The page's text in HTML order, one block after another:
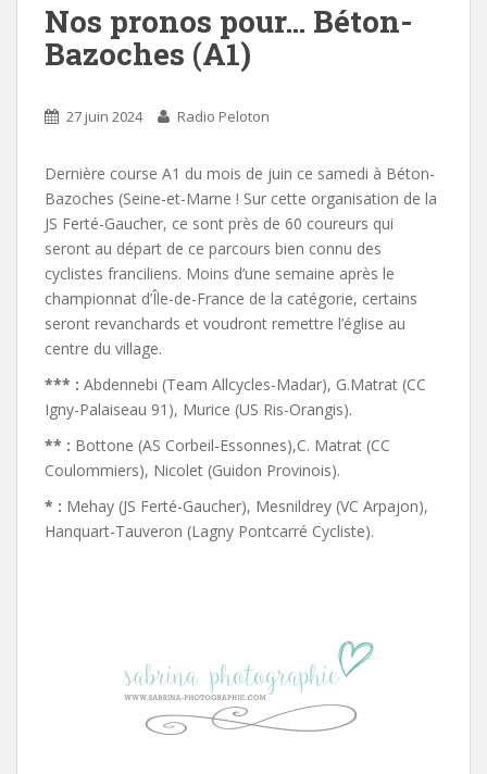
Nos pronos pour… Béton-
Bazoches (A1)
27 juin 2024 Radio Peloton
Dernière course A1 du mois de juin ce samedi à Béton-
Bazoches (Seine-et-Marne ! Sur cette organisation de la
JS Ferté-Gaucher, ce sont près de 60 coureurs qui
seront au départ de ce parcours bien connu des
cyclistes franciliens. Moins d’une semaine après le
championnat d’Île-de-France de la catégorie, certains
seront revanchards et voudront remettre l’église au
centre du village.
*** : Abdennebi (Team Allcycles-Madar), G.Matrat (CC
Igny-Palaiseau 91), Murice (US Ris-Orangis).
** : Bottone (AS Corbeil-Essonnes),C. Matrat (CC
Coulommiers), Nicolet (Guidon Provinois).
* : Mehay (JS Ferté-Gaucher), Mesnildrey (VC Arpajon),
Hanquart-Tauveron (Lagny Pontcarré Cycliste).